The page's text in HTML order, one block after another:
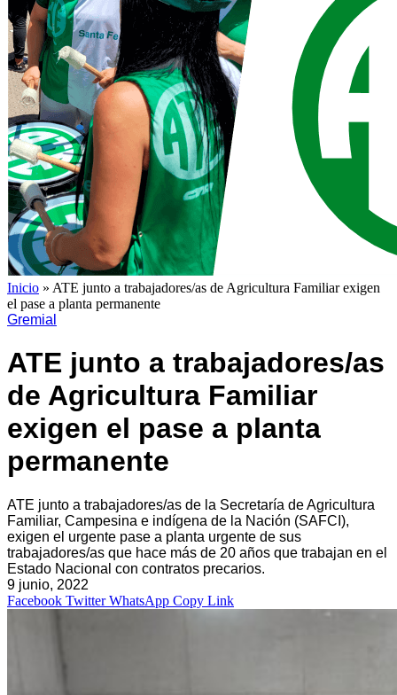
Inicio » ATE junto a trabajadores/as de Agricultura Familiar exigen
el pase a planta permanente
Gremial
ATE junto a trabajadores/as
de Agricultura Familiar
exigen el pase a planta
permanente
ATE junto a trabajadores/as de la Secretaría de Agricultura
Familiar, Campesina e indígena de la Nación (SAFCI),
exigen el urgente pase a planta urgente de sus
trabajadores/as que hace más de 20 años que trabajan en el
Estado Nacional con contratos precarios.
9 junio, 2022
Facebook Twitter WhatsApp Copy Link